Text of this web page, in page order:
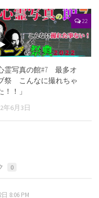
22
霊写真の館#7 最多オ
祭 こんなに撮れちゃ
！！」
年6月3日
0
8:06 PM